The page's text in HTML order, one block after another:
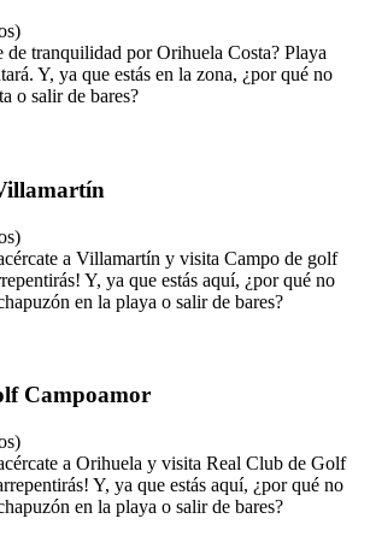
de tranquilidad por Orihuela Costa? Playa
Y, ya que estás en la zona, ¿por qué no
o salir de bares?
a Villamartín y visita Campo de golf
Y, ya que estás aquí, ¿por qué no
en la playa o salir de bares?
Campoamor
a Orihuela y visita Real Club de Golf
Y, ya que estás aquí, ¿por qué no
en la playa o salir de bares?